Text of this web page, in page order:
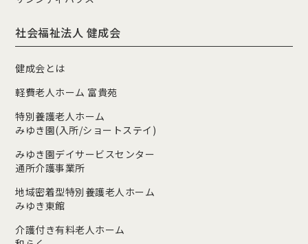
社会福祉法人 健成会
健成会とは
軽費老人ホーム 富貴苑
特別養護老人ホーム
みゆき園(入所/ショートステイ)
みゆき園デイサービスセンター
通所介護事業所
地域密着型特別養護老人ホーム
みゆき東館
介護付き有料老人ホーム